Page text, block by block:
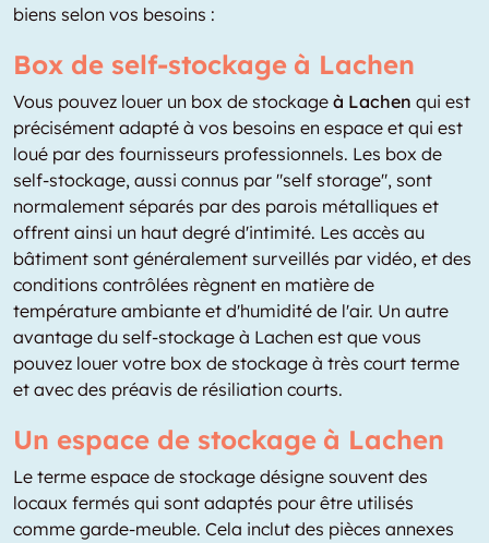
biens selon vos besoins :
Box de self-stockage à Lachen
Vous pouvez louer un box de stockage à Lachen qui est
précisément adapté à vos besoins en espace et qui est
loué par des fournisseurs professionnels. Les box de
self-stockage, aussi connus par "self storage", sont
normalement séparés par des parois métalliques et
offrent ainsi un haut degré d'intimité. Les accès au
bâtiment sont généralement surveillés par vidéo, et des
conditions contrôlées règnent en matière de
température ambiante et d'humidité de l'air. Un autre
avantage du self-stockage à Lachen est que vous
pouvez louer votre box de stockage à très court terme
et avec des préavis de résiliation courts.
Un espace de stockage à Lachen
Le terme espace de stockage désigne souvent des
locaux fermés qui sont adaptés pour être utilisés
comme garde-meuble. Cela inclut des pièces annexes